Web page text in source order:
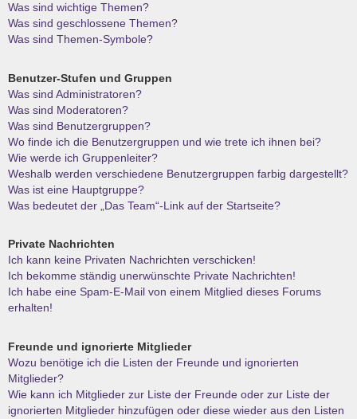
Was sind wichtige Themen?
Was sind geschlossene Themen?
Was sind Themen-Symbole?
Benutzer-Stufen und Gruppen
Was sind Administratoren?
Was sind Moderatoren?
Was sind Benutzergruppen?
Wo finde ich die Benutzergruppen und wie trete ich ihnen bei?
Wie werde ich Gruppenleiter?
Weshalb werden verschiedene Benutzergruppen farbig dargestellt?
Was ist eine Hauptgruppe?
Was bedeutet der „Das Team“-Link auf der Startseite?
Private Nachrichten
Ich kann keine Privaten Nachrichten verschicken!
Ich bekomme ständig unerwünschte Private Nachrichten!
Ich habe eine Spam-E-Mail von einem Mitglied dieses Forums
erhalten!
Freunde und ignorierte Mitglieder
Wozu benötige ich die Listen der Freunde und ignorierten
Mitglieder?
Wie kann ich Mitglieder zur Liste der Freunde oder zur Liste der
ignorierten Mitglieder hinzufügen oder diese wieder aus den Listen